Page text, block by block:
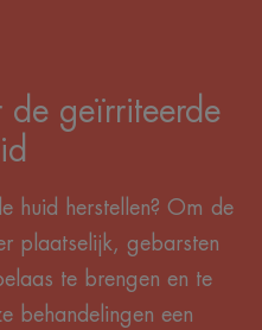
de geïrriteerde
huid herstellen? Om de
plaatselijk, gebarsten
te brengen en te
behandelingen een